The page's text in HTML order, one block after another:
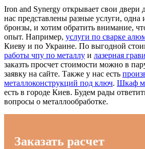
Iron and Synergy открывает свои
нас представлены разные услуги, одна
бронзы, и хотим обратить внимание,
опыт. Например, услуги по сварке
Киеву и по Украине. По выгодной
работы чпу по металлу и лазерная
заказть просчет стоимости можно в
заявку на сайте. Также у нас есть
металлоконструкций под ключ. Шкаф
есть в городе Киев. Будем рады
вопросы о металлообработке.
Заказать расчет